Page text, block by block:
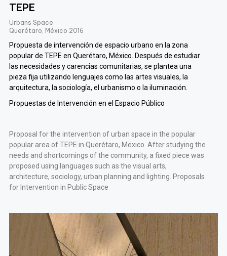
TEPE
Urbans Space
Querétaro, México 2016
Propuesta de intervención de espacio urbano en la zona
popular de TEPE en Querétaro, México. Después de estudiar
las necesidades y carencias comunitarias, se plantea una
pieza fija utilizando lenguajes como las artes visuales, la
arquitectura, la sociología, el urbanismo o la iluminación.
Propuestas de Intervención en el Espacio Público
Proposal for the intervention of urban space in the popular
popular area of TEPE in Querétaro, Mexico. After studying the
needs and shortcomings of the community, a fixed piece was
proposed using languages such as the visual arts,
architecture, sociology, urban planning and lighting. Proposals
for Intervention in Public Space